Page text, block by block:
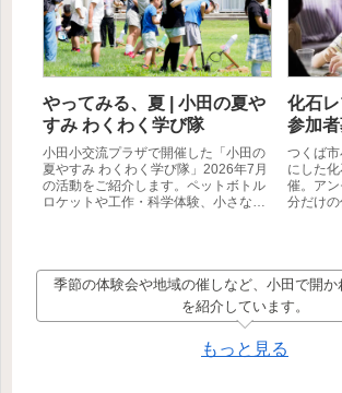
やってみる、夏 | 小田の夏や
すみ わくわく学び隊
小田小交流プラザで開催した「小田の
夏やすみ わくわく学び隊」2026年7月
の活動をご紹介します。ペットボトル
ロケットや工作・科学体験、小さな生
化石
参加
つくば
にした
催。ア
分だけの
季節の体験会や地域の催しなど、小田で開か
を紹介しています。
もっと見る